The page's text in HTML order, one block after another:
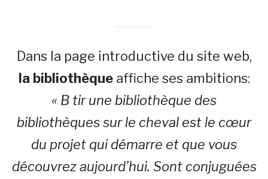
Dans la page introductive du site web,
la bibliothèqueaffiche ses ambitions:
« B tir une bibliothèque des
bibliothèques sur le cheval est le cœur
du projet qui démarre et que vous
découvrez aujourd’hui. Sont conjuguées